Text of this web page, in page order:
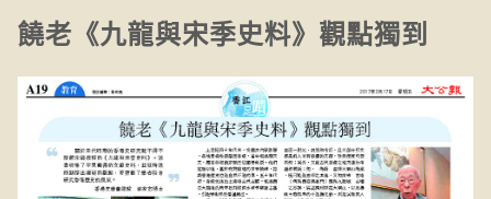
饒老《九龍與宋季史料》觀點獨到